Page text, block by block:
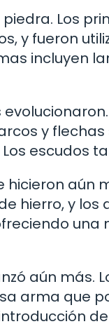
Los
y fueron
incluyen
y
escudos
aún
hierro, y los
una
aún más.
arma que